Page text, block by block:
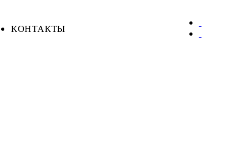
КОНТАКТЫ